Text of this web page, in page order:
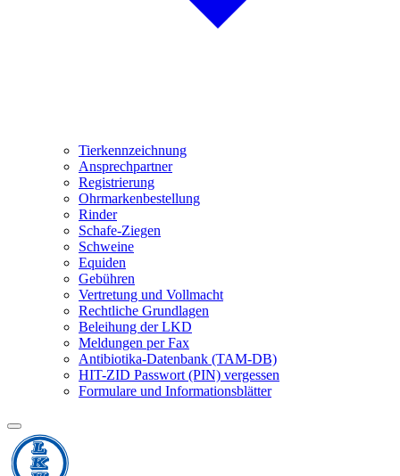
Tierkennzeichnung
Ansprechpartner
Registrierung
Ohrmarkenbestellung
Rinder
Schafe-Ziegen
Schweine
Equiden
Gebühren
Vertretung und Vollmacht
Rechtliche Grundlagen
Beleihung der LKD
Meldungen per Fax
Antibiotika-Datenbank (TAM-DB)
HIT-ZID Passwort (PIN) vergessen
Formulare und Informationsblätter